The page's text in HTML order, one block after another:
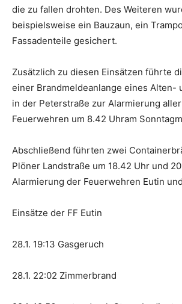
die zu fallen drohten. Des Weiteren
beispielsweise ein Bauzaun, ein
Fassadenteile gesichert.
Zusätzlich zu diesen Einsätzen führte
einer Brandmeldeanlange eines Alten-
in der Peterstraße zur Alarmierung
Feuerwehren um 8.42 Uhram
Abschließend führten zwei
Plöner Landstraße um 18.42 Uhr und
Alarmierung der Feuerwehren Eutin
Einsätze der FF Eutin
28.1. 19:13 Gasgeruch
28.1. 22:02 Zimmerbrand